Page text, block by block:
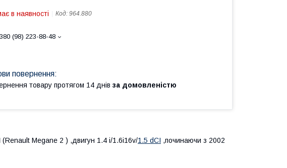
в наявності Код: 964.880
(98) 223-88-48
товару протягом 14 днів за домовленістю
(Renault Megane 2 ) ,двигун 1.4 i/1.6i16v/1.5 dCI ,починаючи з 2002